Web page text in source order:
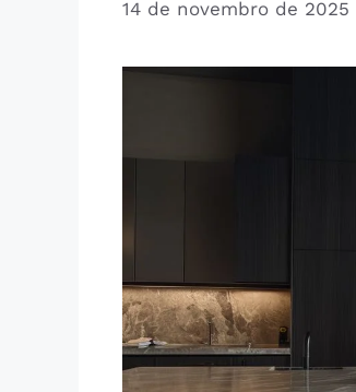
14 de novembro de 2025